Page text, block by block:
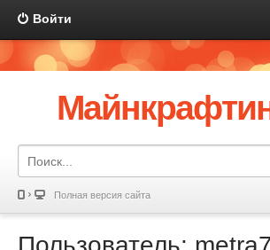
Войти
Полная версия сайта